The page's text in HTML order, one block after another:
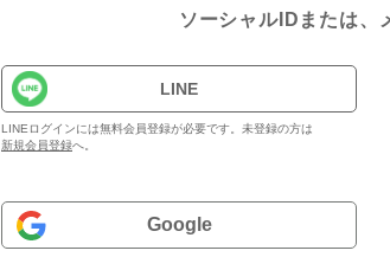
ソーシャルIDまたは、
LINE
LINEログインには無料会員登録が必要です。未登録の方は
新規会員登録へ。
Google